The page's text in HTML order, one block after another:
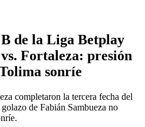
de la Liga Betplay
Fortaleza: presión
sonríe
completaron la tercera fecha del
de Fabián Sambueza no